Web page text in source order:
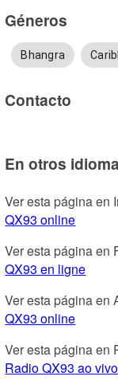
Géneros
Bhangra
Contacto
En otros
Ver esta página en
QX93 online
Ver esta página en
QX93 en ligne
Ver esta página en
QX93 online
Ver esta página en
Radio QX93 ao vivo